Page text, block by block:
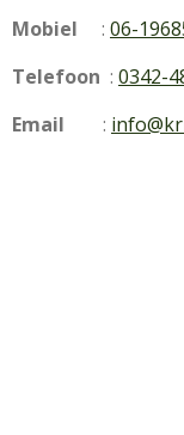
Mobiel
: 06-
Telefoon : 0342-
Email :